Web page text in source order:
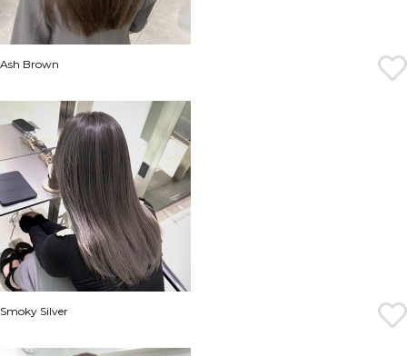
Ash Brown
Smoky Silver